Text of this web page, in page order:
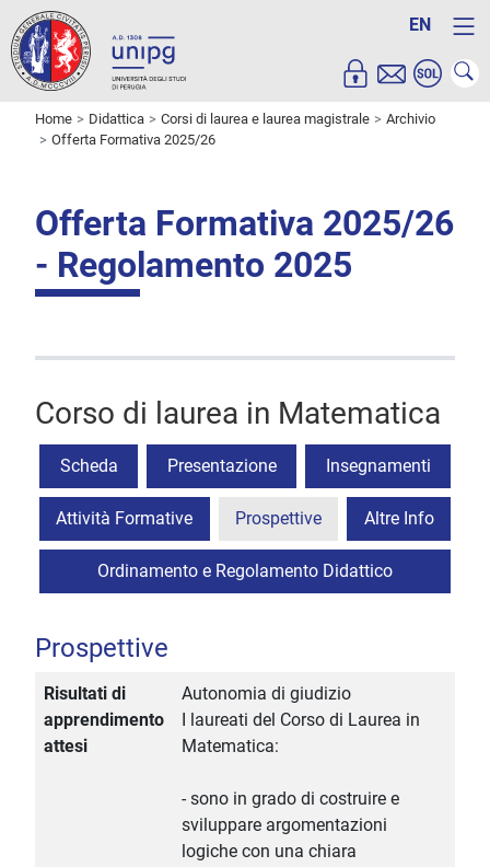
EN
Home Didattica Corsi di laurea e laurea magistrale
Archivio
Offerta Formativa 2025/26
Offerta Formativa 2025/26
- Regolamento 2025
Corso di laurea in Matematica
Scheda Presentazione Insegnamenti
Attività Formative Prospettive Altre Info
Ordinamento e Regolamento Didattico
Prospettive
Risultati di
apprendimento
attesi
Autonomia di giudizio
I laureati del Corso di Laurea in
Matematica:
- sono in grado di costruire e
sviluppare argomentazioni
logiche con una chiara